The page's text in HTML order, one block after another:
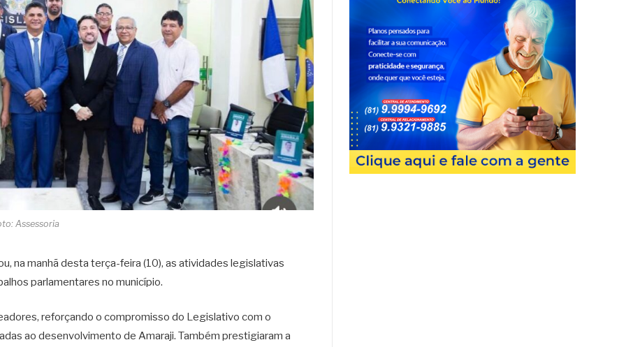
Assessoria
na manhã desta terça-feira (10), as atividades legislativas
parlamentares no município.
reforçando o compromisso do Legislativo com o
ao desenvolvimento de Amaraji. Também prestigiaram a